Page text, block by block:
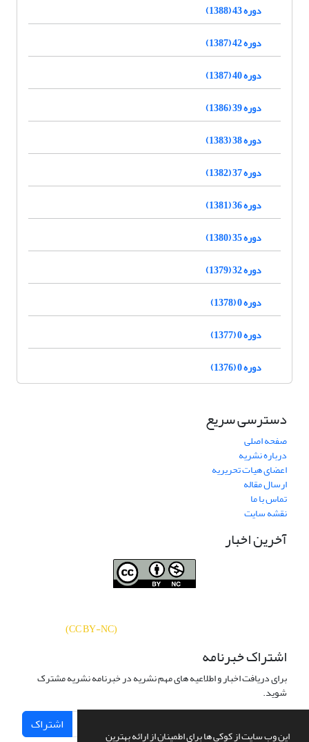
این وب سایت از کوکی ها برای اطمینان از ارائه بهترین
دوره 43 (1388)
دوره 42 (1387)
دوره 40 (1387)
دوره 39 (1386)
دوره 38 (1383)
دوره 37 (1382)
دوره 36 (1381)
دوره 35 (1380)
دوره 32 (1379)
دوره 0 (1378)
دوره 0 (1377)
دوره 0 (1376)
دسترسی سریع
صفحه اصلی
درباره نشریه
اعضای هیات تحریریه
ارسال مقاله
تماس با ما
نقشه سایت
آخرین اخبار
(
CC BY-NC
)
اشتراک خبرنامه
برای دریافت اخبار و اطلاعیه های مهم نشریه در خبرنامه نشریه مشترک
شوید.
اشتراک